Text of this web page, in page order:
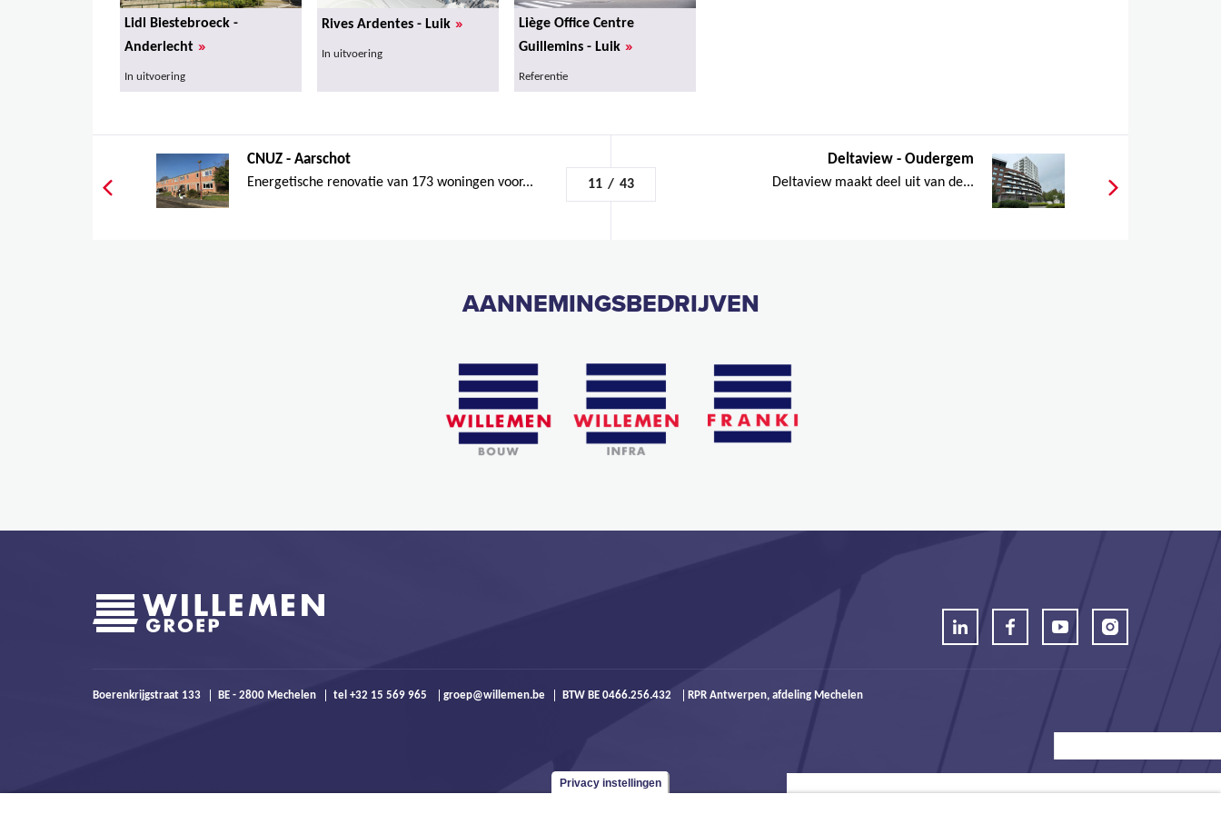
Lidl Biestebroeck -
Anderlecht »
In uitvoering
Rives Ardentes - Luik »
In uitvoering
Liège Office Centre
Guillemins - Luik »
Referentie
CNUZ - Aarschot
Energetische renovatie van 173 woningen voor... 11 / 43
Deltaview - Oudergem
Deltaview maakt deel uit van de...
AANNEMINGSBEDRIJVEN
Boerenkrijgstraat 133 BE - 2800 Mechelen tel +32 15 569 965 groep@willemen.be BTW BE 0466.256.432 RPR Antwerpen, afdeling Mechelen
Privacy instellingen